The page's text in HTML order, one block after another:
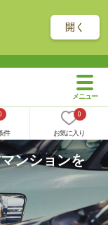
開く
件
0
お気に入り
ンションを